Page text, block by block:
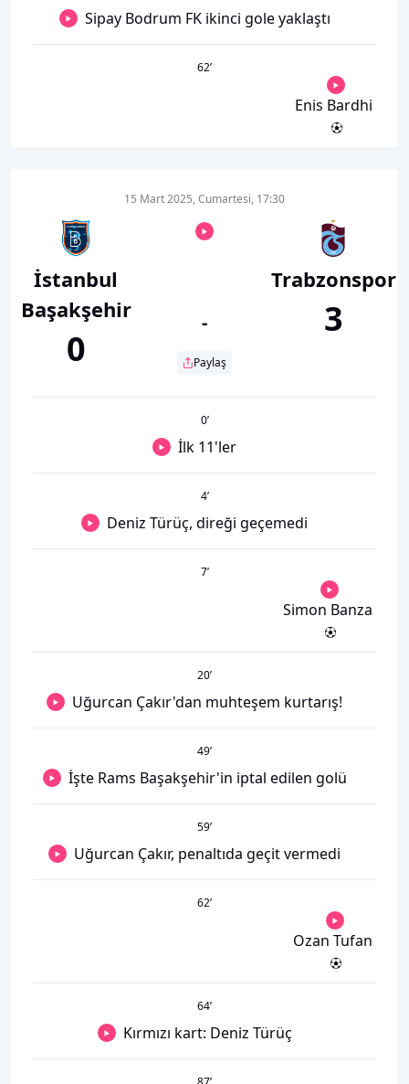
Sipay Bodrum FK ikinci gole yaklaştı
62’
Enis Bardhi
İstanbul
Başakşehir
0
15 Mart 2025, Cumartesi, 17:30
-
Paylaş
Trabzonspor
3
0’
İlk 11'ler
4’
Deniz Türüç, direği geçemedi
7’
Simon Banza
20’
Uğurcan Çakır'dan muhteşem kurtarış!
49’
İşte Rams Başakşehir'in iptal edilen golü
59’
Uğurcan Çakır, penaltıda geçit vermedi
62’
Ozan Tufan
64’
Kırmızı kart: Deniz Türüç